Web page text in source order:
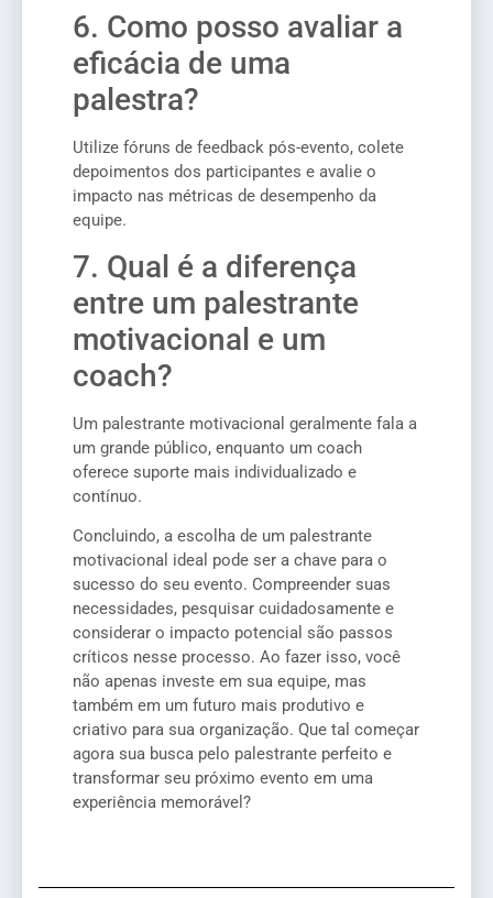
6. Como posso avaliar a
eficácia de uma
palestra?
Utilize fóruns de feedback pós-evento, colete
depoimentos dos participantes e avalie o
impacto nas métricas de desempenho da
equipe.
7. Qual é a diferença
entre um palestrante
motivacional e um
coach?
Um palestrante motivacional geralmente fala a
um grande público, enquanto um coach
oferece suporte mais individualizado e
contínuo.
Concluindo, a escolha de um palestrante
motivacional ideal pode ser a chave para o
sucesso do seu evento. Compreender suas
necessidades, pesquisar cuidadosamente e
considerar o impacto potencial são passos
críticos nesse processo. Ao fazer isso, você
não apenas investe em sua equipe, mas
também em um futuro mais produtivo e
criativo para sua organização. Que tal começar
agora sua busca pelo palestrante perfeito e
transformar seu próximo evento em uma
experiência memorável?